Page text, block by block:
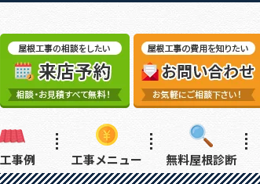
事例 工事メニュー 無料屋根診断